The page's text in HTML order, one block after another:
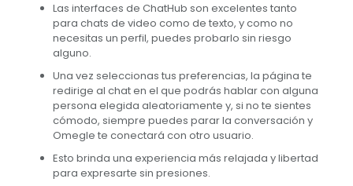
Las interfaces de ChatHub son excelentes tanto
para chats de video como de texto, y como no
necesitas un perfil, puedes probarlo sin riesgo
alguno.
Una vez seleccionas tus preferencias, la página te
redirige al chat en el que podrás hablar con alguna
persona elegida aleatoriamente y, si no te sientes
cómodo, siempre puedes parar la conversación y
Omegle te conectará con otro usuario.
Esto brinda una experiencia más relajada y libertad
para expresarte sin presiones.